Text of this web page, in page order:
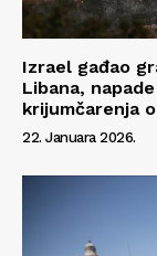
Izrael gađao
Libana,
krijumčarenja
22. Januara 2026.